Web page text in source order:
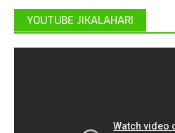
YOUTUBE JIKALAHARI